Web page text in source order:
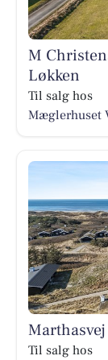
M
Løkken
Til salg hos
Mæglerhuset
Til salg hos